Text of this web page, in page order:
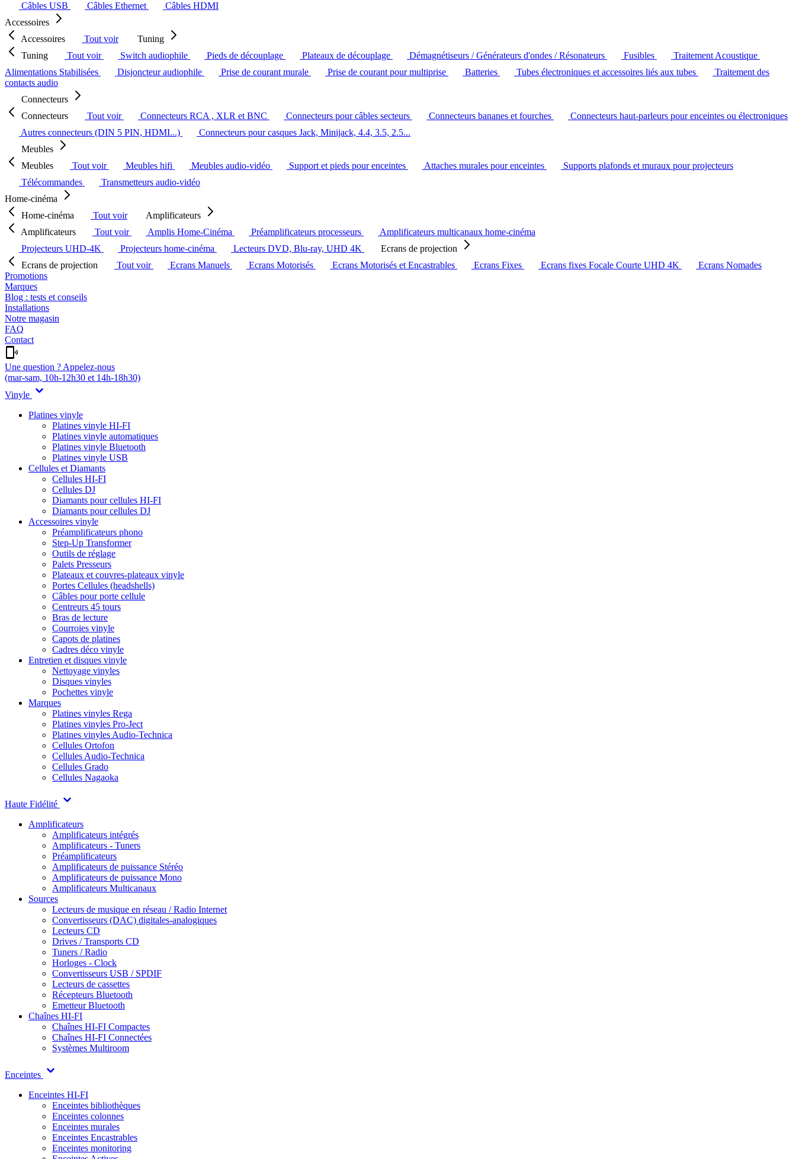
Câbles USB
Câbles Ethernet
Câbles HDMI
Accessoires
Accessoires
Tout voir
Tuning
Tuning
Tout voir Switch audiophile Pieds de découplage Plateaux de découplage Démagnétiseurs / Générateurs d'ondes / Résonateurs Fusibles
Traitement Acoustique
Alimentations Stabilisées
Disjoncteur audiophile Prise de courant murale Prise de courant pour multiprise Batteries Tubes électroniques et accessoires liés aux tubes
Traitement des
contacts audio
Connecteurs
Connecteurs
Tout voir Connecteurs RCA , XLR et BNC Connecteurs pour câbles secteurs Connecteurs bananes et fourches
Connecteurs haut-parleurs pour enceintes ou électroniques
Autres connecteurs (DIN 5 PIN, HDMI...)
Connecteurs pour casques Jack, Minijack, 4.4, 3.5, 2.5...
Meubles
Meubles
Tout voir Meubles hifi Meubles audio-vidéo Support et pieds pour enceintes Attaches murales pour enceintes
Supports plafonds et muraux pour projecteurs
Télécommandes
Transmetteurs audio-vidéo
Home-cinéma
Home-cinéma
Tout voir
Amplificateurs
Amplificateurs
Tout voir Amplis Home-Cinéma Préamplificateurs processeurs
Amplificateurs multicanaux home-cinéma
Projecteurs UHD-4K
Projecteurs home-cinéma Lecteurs DVD, Blu-ray, UHD 4K
Ecrans de projection
Ecrans de projection
Tout voir Ecrans Manuels Ecrans Motorisés Ecrans Motorisés et Encastrables Ecrans Fixes Ecrans fixes Focale Courte UHD 4K
Ecrans Nomades
Promotions
Marques
Blog : tests et conseils
Installations
Notre magasin
FAQ
Contact
Une question ? Appelez-nous
(mar-sam, 10h-12h30 et 14h-18h30)
Vinyle
Platines vinyle
Platines vinyle HI-FI
Platines vinyle automatiques
Platines vinyle Bluetooth
Platines vinyle USB
Cellules et Diamants
Cellules HI-FI
Cellules DJ
Diamants pour cellules HI-FI
Diamants pour cellules DJ
Accessoires vinyle
Préamplificateurs phono
Step-Up Transformer
Outils de réglage
Palets Presseurs
Plateaux et couvres-plateaux vinyle
Portes Cellules (headshells)
Câbles pour porte cellule
Centreurs 45 tours
Bras de lecture
Courroies vinyle
Capots de platines
Cadres déco vinyle
Entretien et disques vinyle
Nettoyage vinyles
Disques vinyles
Pochettes vinyle
Marques
Platines vinyles Rega
Platines vinyles Pro-Ject
Platines vinyles Audio-Technica
Cellules Ortofon
Cellules Audio-Technica
Cellules Grado
Cellules Nagaoka
Haute Fidélité
Amplificateurs
Amplificateurs intégrés
Amplificateurs - Tuners
Préamplificateurs
Amplificateurs de puissance Stéréo
Amplificateurs de puissance Mono
Amplificateurs Multicanaux
Sources
Lecteurs de musique en réseau / Radio Internet
Convertisseurs (DAC) digitales-analogiques
Lecteurs CD
Drives / Transports CD
Tuners / Radio
Horloges - Clock
Convertisseurs USB / SPDIF
Lecteurs de cassettes
Récepteurs Bluetooth
Emetteur Bluetooth
Chaînes HI-FI
Chaînes HI-FI Compactes
Chaînes HI-FI Connectées
Systèmes Multiroom
Enceintes
Enceintes HI-FI
Enceintes bibliothèques
Enceintes colonnes
Enceintes murales
Enceintes Encastrables
Enceintes monitoring